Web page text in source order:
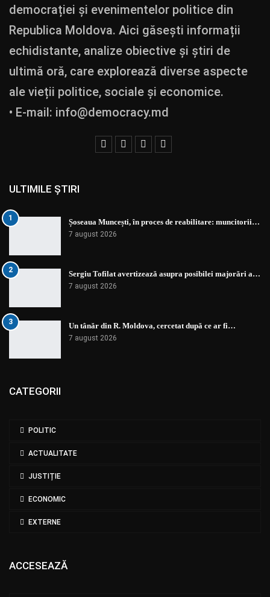
democrației și evenimentelor politice din
Republica Moldova. Aici găsești informații
echidistante, analize obiective și știri de
ultimă oră, care explorează diverse aspecte
ale vieții politice, sociale și economice.
• E-mail: info@democracy.md
ULTIMILE ȘTIRI
1 Șoseaua Muncești, în proces de reabilitare: muncitorii…
7 august 2026
2 Sergiu Tofilat avertizează asupra posibilei majorări a…
7 august 2026
3 Un tânăr din R. Moldova, cercetat după ce ar fi…
7 august 2026
CATEGORII
POLITIC
ACTUALITATE
JUSTIȚIE
ECONOMIC
EXTERNE
ACCESEAZĂ